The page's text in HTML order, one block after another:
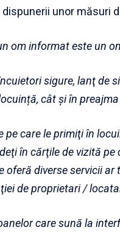
unor măsuri
om informat este un
sigure, lanţ de
cât şi în
pe care le primiţi în
în cărţile de vizită
oferă diverse servicii
de proprietari /
care sună la